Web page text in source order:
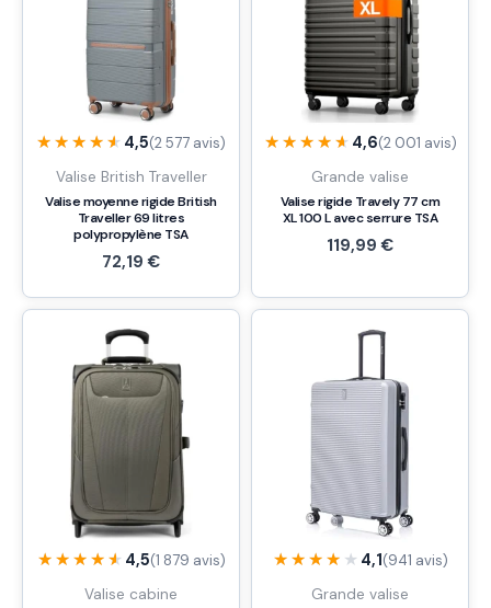
★★★★★
★★★★★ 4,5(2 577 avis)
Valise British Traveller
Valise moyenne rigide British
Traveller 69 litres
polypropylène TSA
72,19€
★★★★★
★★★★★ 4,6(2 001 avis)
Grande valise
Valise rigide Travely 77 cm
XL 100 L avec serrure TSA
119,99€
★★★★★
★★★★★ 4,5(1 879 avis)
Valise cabine
★★★★★
★★★★★ 4,1(941 avis)
Grande valise